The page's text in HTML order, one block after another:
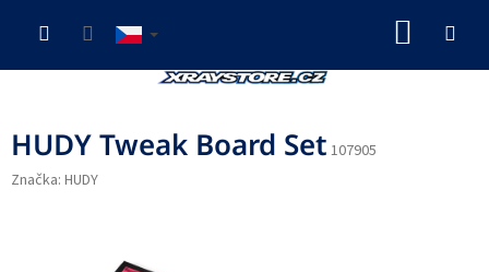
HUDY Tweak Board Set 107905
Značka: HUDY